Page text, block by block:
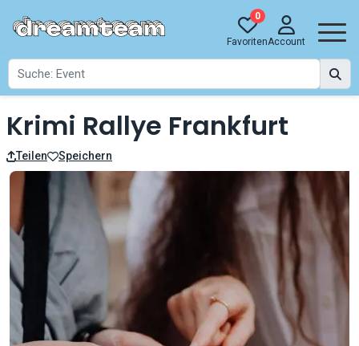
0
FavoritenAccount
Krimi Rallye Frankfurt
Teilen Speichern